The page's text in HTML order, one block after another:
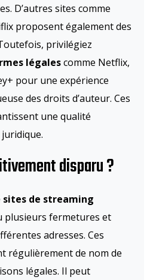
D’autres sites comme
proposent également des
privilégiez
légalescomme Netflix,
pour une expérience
des droits d’auteur. Ces
une qualité
disparu ?
sites de streaming
plusieurs fermetures et
adresses. Ces
régulièrement de nom de
légales. Il peut